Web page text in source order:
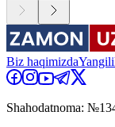
Biz haqimizda
Shahodatnoma: